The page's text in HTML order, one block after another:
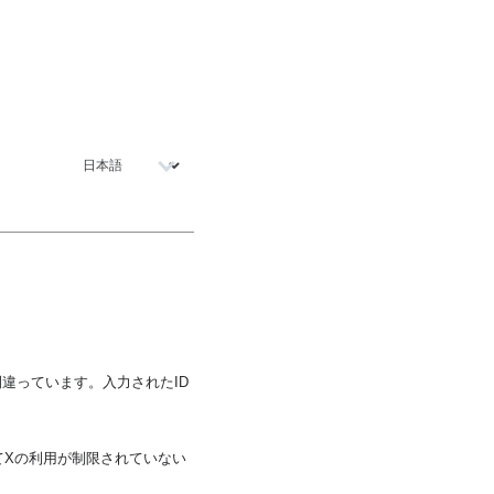
っています。入力されたID
の利用が制限されていない